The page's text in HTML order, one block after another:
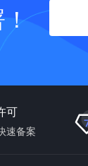
可
速备案